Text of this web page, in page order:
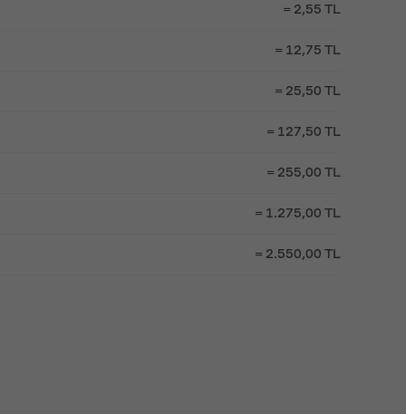
= 2,55 TL
= 12,75 TL
= 25,50 TL
= 127,50 TL
= 255,00 TL
= 1.275,00 TL
= 2.550,00 TL